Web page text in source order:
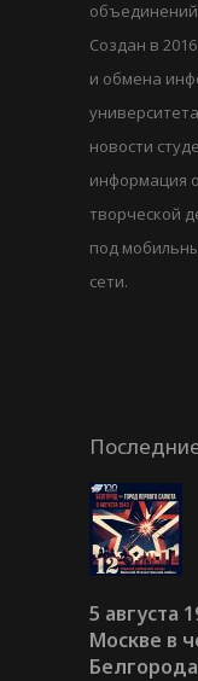
Создан в
и обмена
новости
информация
творческой
под
сети.
5 августа
Москве в